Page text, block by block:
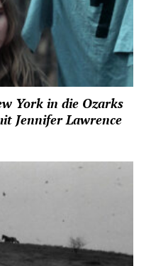
York in die Ozarks
Jennifer Lawrence